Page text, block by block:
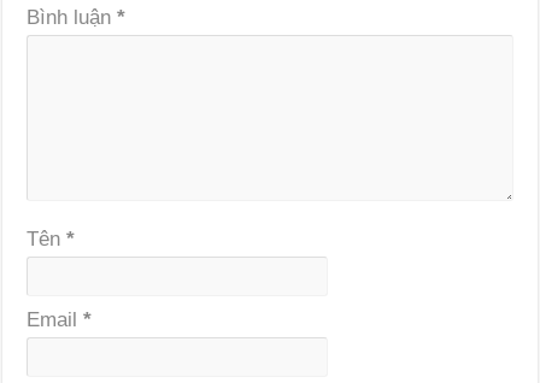
Bình luận*
Tên*
Email*